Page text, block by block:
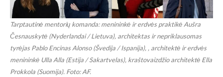
Tarptautinė mentorių komanda: menininkė ir erdvės praktikė Aušra
Česnauskytė (Nyderlandai / Lietuva), architektas ir nepriklausomas
tyrėjas Pablo Encinas Alonso (Švedija / Ispanija), , architektė ir erdvės
menininkė Ulla Alla (Estija / Sakartvelas), kraštovaizdžio architektė Ella
Prokkola (Suomija). Foto: AF.